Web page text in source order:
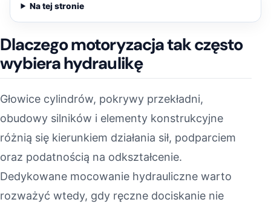
Na tej stronie
Dlaczego motoryzacja tak często
wybiera hydraulikę
Głowice cylindrów, pokrywy przekładni,
obudowy silników i elementy konstrukcyjne
różnią się kierunkiem działania sił, podparciem
oraz podatnością na odkształcenie.
Dedykowane mocowanie hydrauliczne warto
rozważyć wtedy, gdy ręczne dociskanie nie